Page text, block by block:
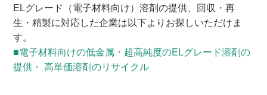
ELグレード（電子材料向け）溶剤の提供、回収・再
生・精製に対応した企業は以下よりお探しいただけま
す。
■電子材料向けの低金属・超高純度のELグレード溶剤の
提供・ 高単価溶剤のリサイクル